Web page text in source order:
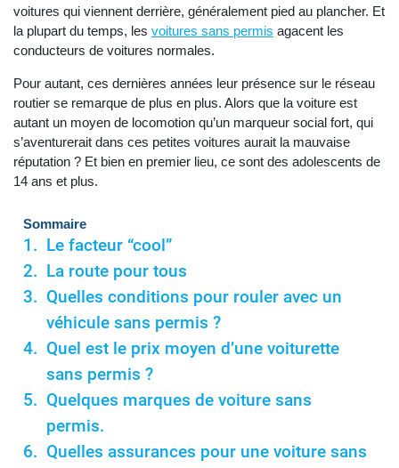
voitures qui viennent derrière, généralement pied au plancher. Et
la plupart du temps, les voitures sans permis agacent les
conducteurs de voitures normales.
Pour autant, ces dernières années leur présence sur le réseau
routier se remarque de plus en plus. Alors que la voiture est
autant un moyen de locomotion qu’un marqueur social fort, qui
s’aventurerait dans ces petites voitures aurait la mauvaise
réputation ? Et bien en premier lieu, ce sont des adolescents de
14 ans et plus.
Sommaire
Le facteur “cool”
La route pour tous
Quelles conditions pour rouler avec un
véhicule sans permis ?
Quel est le prix moyen d’une voiturette
sans permis ?
Quelques marques de voiture sans
permis.
Quelles assurances pour une voiture sans